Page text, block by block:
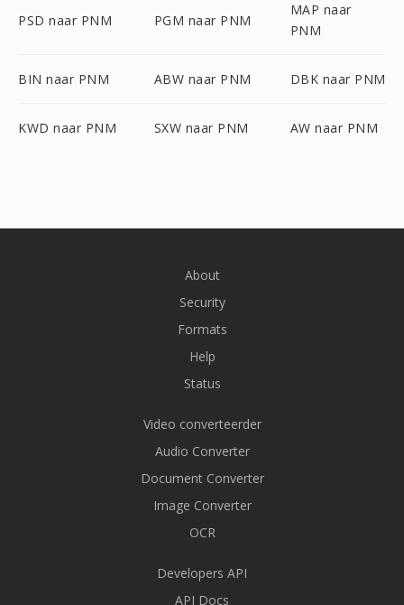
PSD naar PNM PGM naar PNM
MAP naar
PNM
BIN naar PNM ABW naar PNM DBK naar PNM
KWD naar PNM SXW naar PNM AW naar PNM
About
Security
Formats
Help
Status
Video converteerder
Audio Converter
Document Converter
Image Converter
OCR
Developers API
API Docs